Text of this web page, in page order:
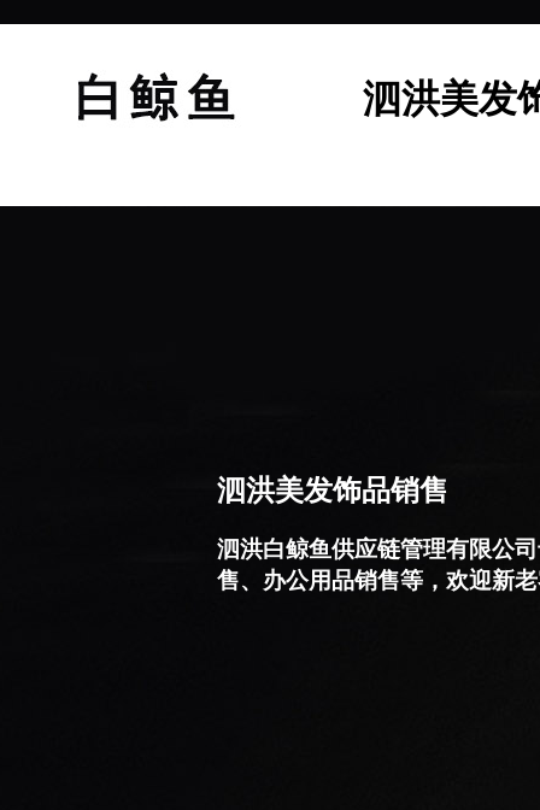
泗洪美发
泗洪美发饰品销售
泗洪白鲸鱼供应链管理有限公
售、办公用品销售等，欢迎新